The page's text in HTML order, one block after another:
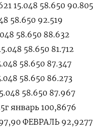
15.048 58.650 90.805
58.650 92.519
58.650 88.632
58.650 81.712
58.650 87.347
58.650 86.273
58.650 87.967
январь 100,8676
ФЕВРАЛЬ 92,9277